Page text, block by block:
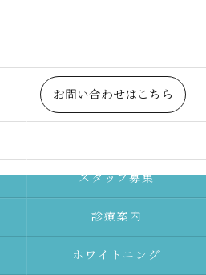
お問い合わせはこちら
スタッフ募集
診療案内
ホワイトニング